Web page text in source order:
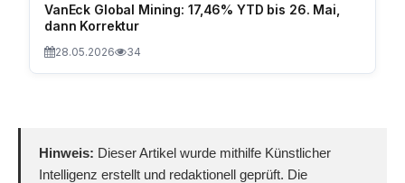
VanEck Global Mining: 17,46% YTD bis 26. Mai,
dann Korrektur
28.05.2026 34
Hinweis: Dieser Artikel wurde mithilfe Künstlicher
Intelligenz erstellt und redaktionell geprüft. Die